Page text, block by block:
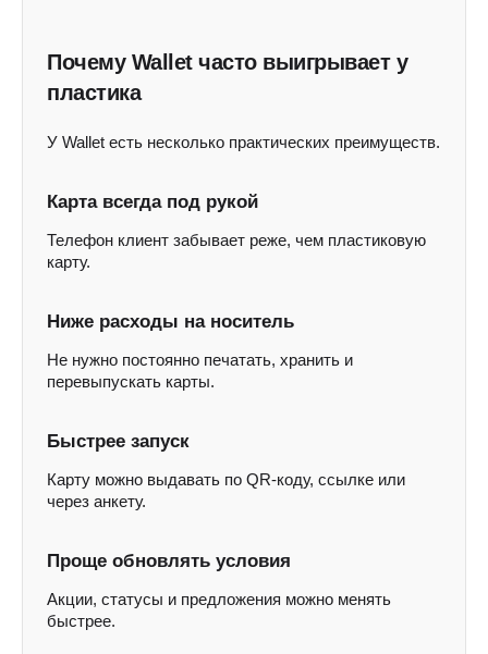
Почему Wallet часто выигрывает у
пластика
У Wallet есть несколько практических преимуществ.
Карта всегда под рукой
Телефон клиент забывает реже, чем пластиковую
карту.
Ниже расходы на носитель
Не нужно постоянно печатать, хранить и
перевыпускать карты.
Быстрее запуск
Карту можно выдавать по QR-коду, ссылке или
через анкету.
Проще обновлять условия
Акции, статусы и предложения можно менять
быстрее.